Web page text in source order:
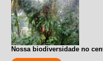
Nossa biodiversidade no